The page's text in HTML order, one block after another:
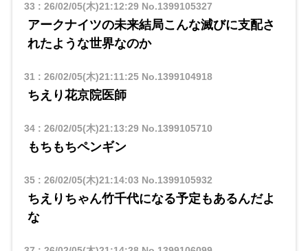
33 : 26/02/05(木)21:12:29No.1399105327
アークナイツの未来結局こんな滅びに支配さ
れたような世界なのか
31 : 26/02/05(木)21:11:25No.1399104918
ちえり花京院医師
34: 26/02/05(木)21:13:29No.1399105710
もちもちペンギン
35: 26/02/05(木)21:14:03 No.1399105932
ちえりちゃん竹千代になる予定もあるんだよ
な